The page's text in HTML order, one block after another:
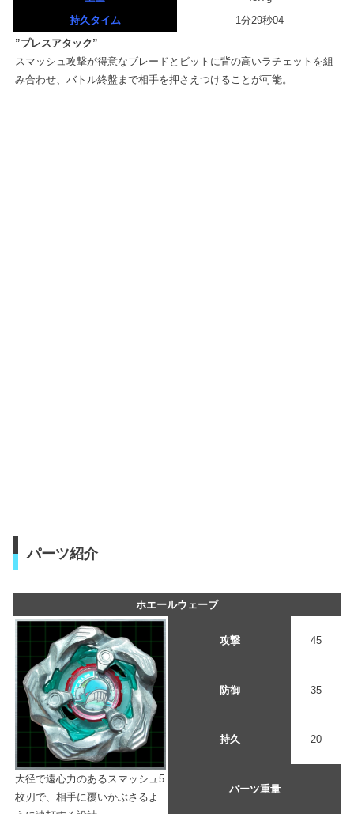
持久タイム
1分29秒04
”プレスアタック”
スマッシュ攻撃が得意なブレードとビットに背の高いラチェットを組
み合わせ、バトル終盤まで相手を押さえつけることが可能。
パーツ紹介
ホエールウェーブ
大径で遠心力のあるスマッシュ5
枚刃で、相手に覆いかぶさるよ
攻撃 45
防御 35
持久 20
パーツ重量